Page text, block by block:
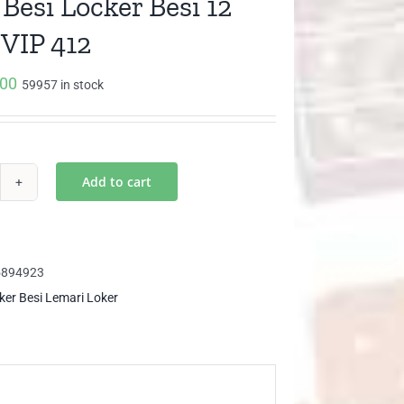
412
59957 in stock
Add to cart
Besi Lemari Loker